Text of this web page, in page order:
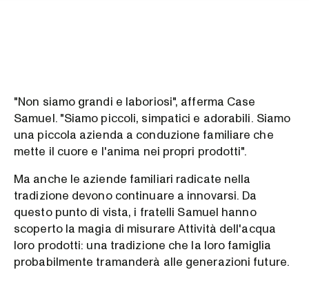
"Non siamo grandi e laboriosi", afferma Case
Samuel. "Siamo piccoli, simpatici e adorabili. Siamo
una piccola azienda a conduzione familiare che
mette il cuore e l'anima nei propri prodotti".
Ma anche le aziende familiari radicate nella
tradizione devono continuare a innovarsi. Da
questo punto di vista, i fratelli Samuel hanno
scoperto la magia di misurare Attività dell'acqua
loro prodotti: una tradizione che la loro famiglia
probabilmente tramanderà alle generazioni future.